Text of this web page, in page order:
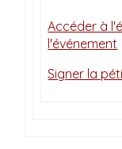
Accéder à
l'événement
Signer la